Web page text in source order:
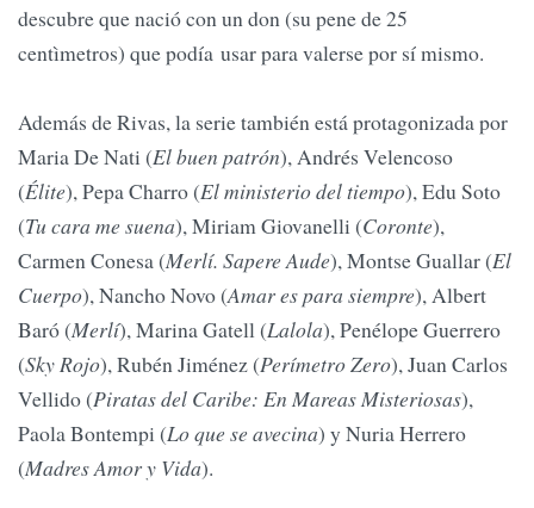
descubre que nació con un don (su pene de 25
centìmetros) que podía usar para valerse por sí mismo.
Además de Rivas, la serie también está protagonizada por
Maria De Nati (El buen patrón), Andrés Velencoso
(Élite), Pepa Charro (El ministerio del tiempo), Edu Soto
(Tu cara me suena), Miriam Giovanelli (Coronte),
Carmen Conesa (Merlí. Sapere Aude), Montse Guallar (El
Cuerpo), Nancho Novo (Amar es para siempre), Albert
Baró (Merlí), Marina Gatell (Lalola), Penélope Guerrero
(Sky Rojo), Rubén Jiménez (Perímetro Zero), Juan Carlos
Vellido (Piratas del Caribe: En Mareas Misteriosas),
Paola Bontempi (Lo que se avecina) y Nuria Herrero
(Madres Amor y Vida).